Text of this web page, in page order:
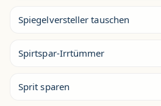
Spiegelversteller tauschen
Spirtspar-Irrtümmer
Sprit sparen